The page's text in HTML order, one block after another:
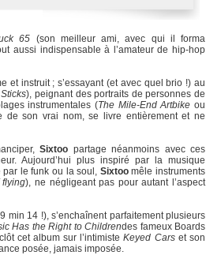
65 (son meilleur ami, avec qui il forma
aussi indispensable à l’amateur de hip-hop
et instruit ; s’essayant (et avec quel brio !) au
), peignant des portraits de personnes de
instrumentales (The Mile-End Artbike ou
de son vrai nom, se livre entièrement et ne
Sixtoo partage néanmoins avec ces
Aujourd’hui plus inspiré par la musique
le funk ou la soul, Sixtoomêle instruments
flying), ne négligeant pas pour autant l’aspect
min 14 !), s’enchaînent parfaitement plusieurs
Has the Right to Childrendes fameux Boards
cet album sur l’intimisteKeyed Carset son
posée, jamais imposée.